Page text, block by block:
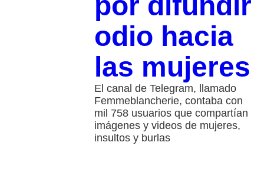
odio hacia
las mujeres
El canal de Telegram, llamado
Femmeblancherie, contaba con
mil 758 usuarios que compartían
imágenes y videos de mujeres,
insultos y burlas